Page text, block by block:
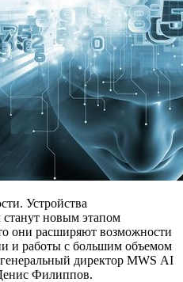
Устройства
новым этапом
они расширяют возможности
и работы с большим объемом
директор MWS AI
Филиппов.